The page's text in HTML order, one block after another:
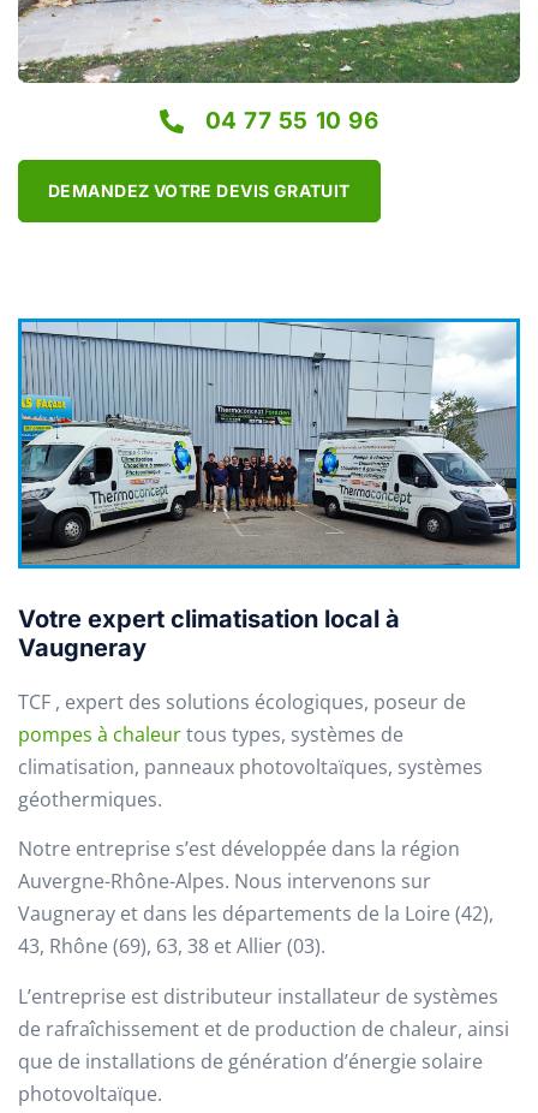
04 77 55 10 96
DEMANDEZ VOTRE DEVIS GRATUIT
Votre expert climatisation local à
Vaugneray
TCF , expert des solutions écologiques, poseur de
pompes à chaleurtous types, systèmes de
climatisation, panneaux photovoltaïques, systèmes
géothermiques.
Notre entreprise s’est développée dans la région
Auvergne-Rhône-Alpes. Nous intervenons sur
Vaugneray et dans les départements de la Loire (42),
43, Rhône (69), 63, 38 et Allier (03).
L’entreprise est distributeur installateur de systèmes
de rafraîchissement et de production de chaleur, ainsi
que de installations de génération d’énergie solaire
photovoltaïque.